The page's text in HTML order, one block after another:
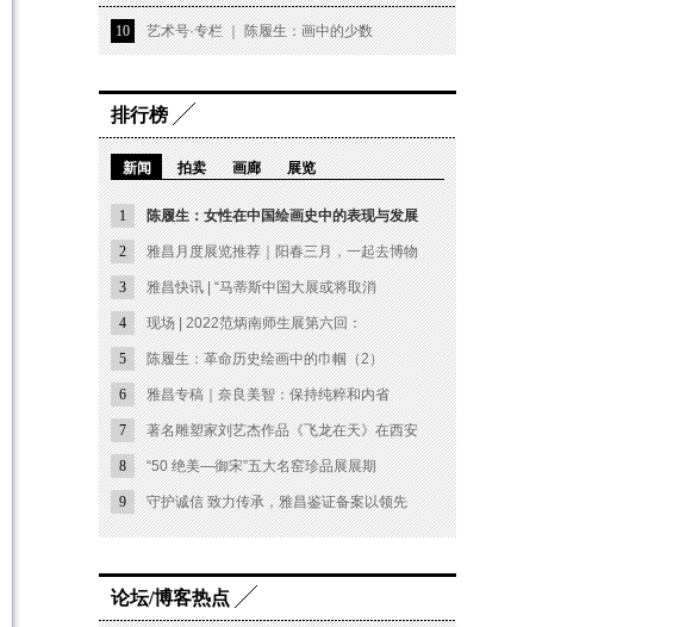
10 艺术号·专栏 ｜ 陈履生：画中的少数
排行榜
新闻 拍卖 画廊 展览
1 陈履生：女性在中国绘画史中的表现与发展
2 雅昌月度展览推荐｜阳春三月，一起去博物
3 雅昌快讯 | “马蒂斯中国大展或将取消
4 现场 | 2022范炳南师生展第六回：
5 陈履生：革命历史绘画中的巾帼（2）
6 雅昌专稿｜奈良美智：保持纯粹和内省
7 著名雕塑家刘艺杰作品《飞龙在天》在西安
8 “50 绝美—御宋”五大名窑珍品展展期
9 守护诚信 致力传承，雅昌鉴证备案以领先
论坛/博客热点